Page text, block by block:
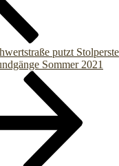
putzt
Sommer 2021